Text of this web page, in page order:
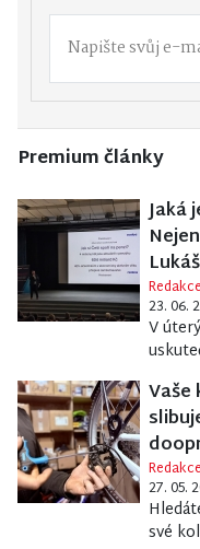
Premium články
Jaká
23. 06.
V
Vaše
27. 05.
své